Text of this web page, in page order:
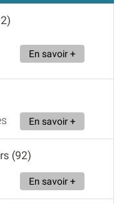
En savoir +
En savoir +
(92)
En savoir +